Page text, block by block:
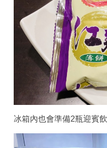
冰箱內也會準備2瓶迎賓